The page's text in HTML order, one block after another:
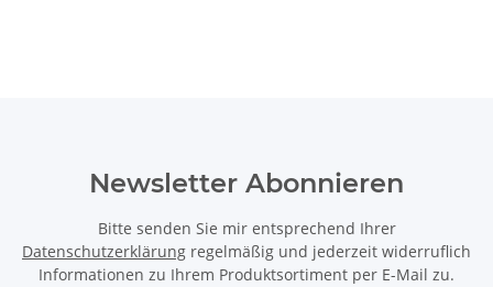
Newsletter Abonnieren
Bitte senden Sie mir entsprechend Ihrer
Datenschutzerklärung regelmäßig und jederzeit widerruflich
Informationen zu Ihrem Produktsortiment per E-Mail zu.